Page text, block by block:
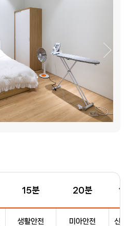
15분 20분
생활안전 미아안전 신